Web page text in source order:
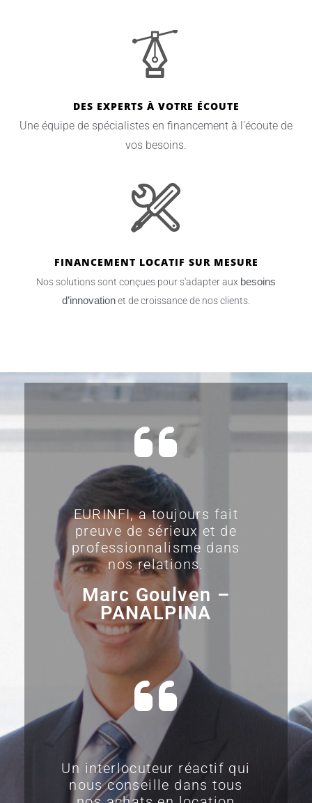
DES EXPERTS À VOTRE ÉCOUTE
Une équipe de spécialistes en financement à l'écoute de
vos besoins.
FINANCEMENT LOCATIF SUR MESURE
Nos solutions sont conçues pour s'adapter aux besoins
d’innovationet de croissance de nos clients.
EURINFI, a toujours fait
preuve de sérieux et de
professionnalisme dans
nos relations.
Marc Goulven –
PANALPINA
Un interlocuteur réactif qui
nous conseille dans tous